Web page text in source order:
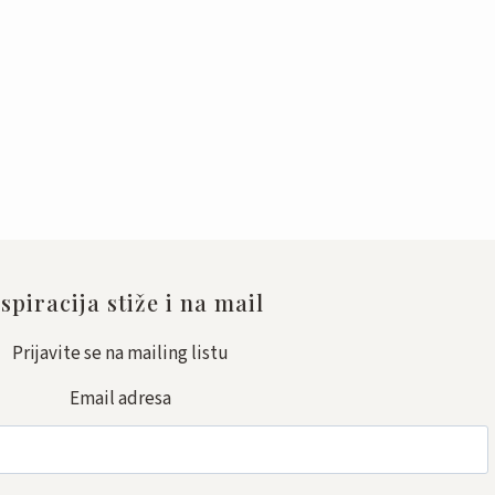
stiže i na mail
Prijavite se na mailing listu
Email adresa